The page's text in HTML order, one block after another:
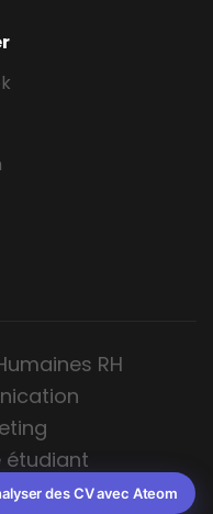
RH
étudiant
des CV avec Ateom